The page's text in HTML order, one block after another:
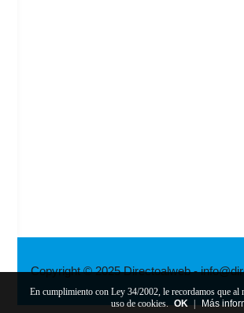
Copyright © 2025 Directoalweb -
En cumplimiento con Ley 34/2002, le recordamos que al
uso de cookies. OK | Más